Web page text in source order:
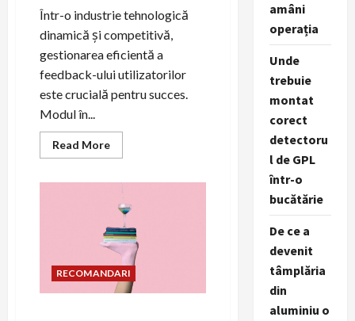
Într-o industrie tehnologică
dinamică și competitivă,
gestionarea eficientă a
feedback-ului utilizatorilor
este crucială pentru succes.
Modul în...
Read MoreRead
more
gestionarea
feedback-
ului
utilizatorilor
în
tech
RECOMANDARI
amâni
operația
Unde
trebuie
montat
corect
detectoru
l de GPL
într-o
bucătărie
De ce a
devenit
tâmplăria
din
aluminiu o